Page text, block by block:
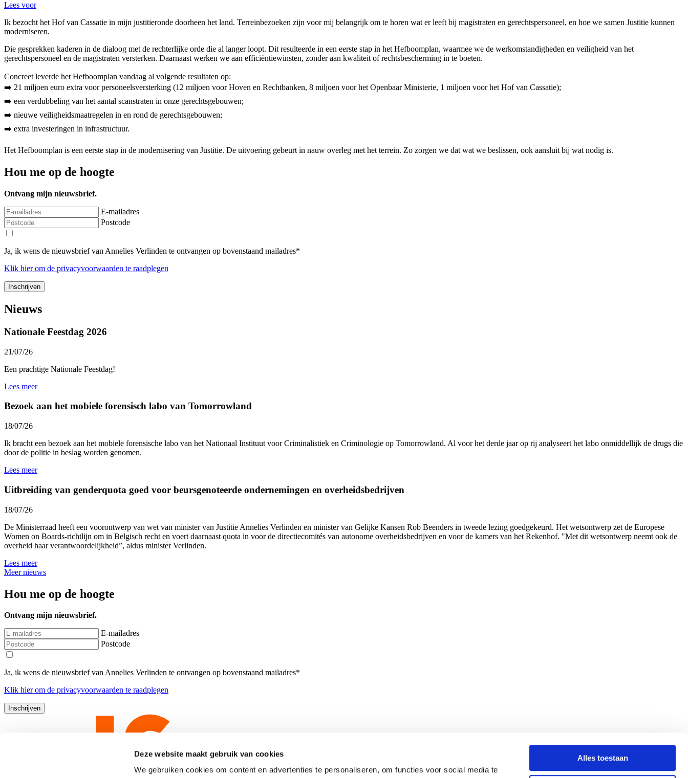
Deze website maakt gebruik van cookies
We gebruiken cookies om content en advertenties te personaliseren, om functies voor social media te
Alles toestaan
Lees voor
Ik bezocht het Hof van Cassatie in mijn justitieronde doorheen het land. Terreinbezoeken zijn voor mij belangrijk om te horen wat er leeft bij magistraten en gerechtspersoneel, en hoe we samen Justitie kunnen
moderniseren.
Die gesprekken kaderen in de dialoog met de rechterlijke orde die al langer loopt. Dit resulteerde in een eerste stap in het Hefboomplan, waarmee we de werkomstandigheden en veiligheid van het
gerechtspersoneel en de magistraten versterken. Daarnaast werken we aan efficiëntiewinsten, zonder aan kwaliteit of rechtsbescherming in te boeten.
Concreet leverde het Hefboomplan vandaag al volgende resultaten op:
➡️ ⁠21 miljoen euro extra voor personeelsversterking (12 miljoen voor Hoven en Rechtbanken, 8 miljoen voor het Openbaar Ministerie, 1 miljoen voor het Hof van Cassatie);
➡️ ⁠een verdubbeling van het aantal scanstraten in onze gerechtsgebouwen;
➡️ nieuwe veiligheidsmaatregelen in en rond de gerechtsgebouwen;
➡️ extra investeringen in infrastructuur.
Het Hefboomplan is een eerste stap in de modernisering van Justitie. De uitvoering gebeurt in nauw overleg met het terrein. Zo zorgen we dat wat we beslissen, ook aansluit bij wat nodig is.
Hou me op de hoogte
Ontvang mijn nieuwsbrief.
E-mailadres
Postcode
Ja, ik wens de nieuwsbrief van Annelies Verlinden te ontvangen op bovenstaand mailadres*
Klik hierom de privacyvoorwaarden te raadplegen
Nieuws
Nationale Feestdag 2026
21/07/26
Een prachtige Nationale Feestdag!
Lees meer
Bezoek aan het mobiele forensisch labo van Tomorrowland
18/07/26
Ik bracht een bezoek aan het mobiele forensische labo van het Nationaal Instituut voor Criminalistiek en Criminologie op Tomorrowland. Al voor het derde jaar op rij analyseert het labo onmiddellijk de drugs die
door de politie in beslag worden genomen.
Lees meer
Uitbreiding van genderquota goed voor beursgenoteerde ondernemingen en overheidsbedrijven
18/07/26
De Ministerraad heeft een voorontwerp van wet van minister van Justitie Annelies Verlinden en minister van Gelijke Kansen Rob Beenders in tweede lezing goedgekeurd. Het wetsontwerp zet de Europese
Women on Boards-richtlijn om in Belgisch recht en voert daarnaast quota in voor de directiecomités van autonome overheidsbedrijven en voor de kamers van het Rekenhof. "Met dit wetsontwerp neemt ook de
overheid haar verantwoordelijkheid”, aldus minister Verlinden.
Lees meer
Meer nieuws
Hou me op de hoogte
Ontvang mijn nieuwsbrief.
E-mailadres
Postcode
Ja, ik wens de nieuwsbrief van Annelies Verlinden te ontvangen op bovenstaand mailadres*
Klik hierom de privacyvoorwaarden te raadplegen